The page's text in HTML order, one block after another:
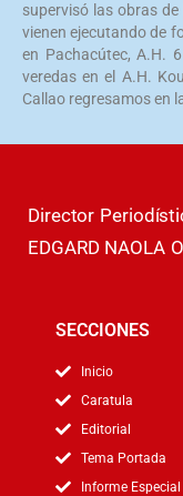
supervisó las obras
vienen ejecutando de
en Pachacútec, A.H.
veredas en el A.H.
Callao regresamos en
Director
EDGARD NAOLA
SECCIONES
Inicio
Caratula
Editorial
Tema Portada
Informe Especial